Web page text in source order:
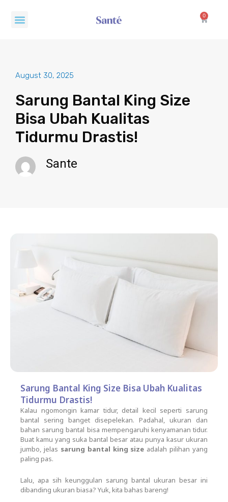
Menu 0 Cart
August 30, 2025
Sarung Bantal King Size
Bisa Ubah Kualitas
Tidurmu Drastis!
Sante
Sarung Bantal King Size Bisa Ubah Kualitas
Tidurmu Drastis!
Kalau ngomongin kamar tidur, detail kecil seperti sarung
bantal sering banget disepelekan. Padahal, ukuran dan
bahan sarung bantal bisa mempengaruhi kenyamanan tidur.
Buat kamu yang suka bantal besar atau punya kasur ukuran
jumbo, jelas sarung bantal king size adalah pilihan yang
paling pas.
Lalu, apa sih keunggulan sarung bantal ukuran besar ini
dibanding ukuran biasa? Yuk, kita bahas bareng!